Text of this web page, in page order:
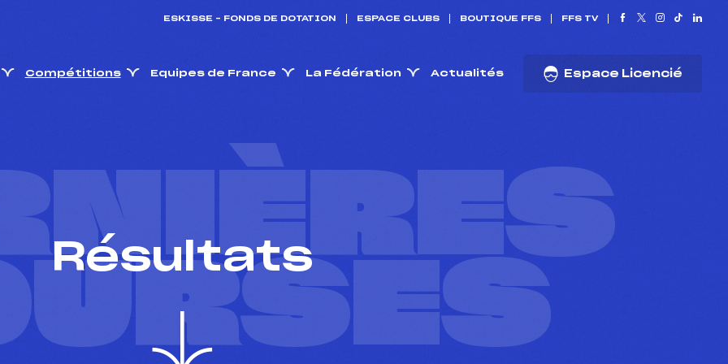
ESKISSE – FONDS DE DOTATION ESPACE CLUBS BOUTIQUE FFS FFS TV
Compétitions Equipes de France La Fédération Actualités Espace Licencié
Résultats